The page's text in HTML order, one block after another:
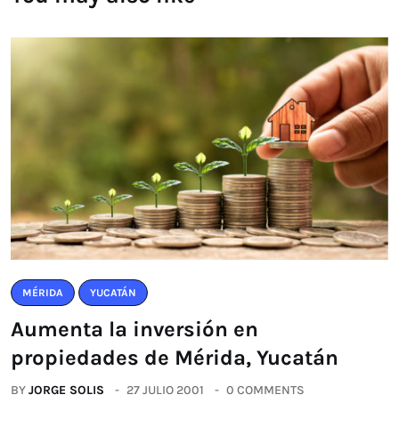
MÉRIDA YUCATÁN
Aumenta la inversión en
propiedades de Mérida, Yucatán
BYJORGE SOLIS 27 JULIO 2001 0 COMMENTS